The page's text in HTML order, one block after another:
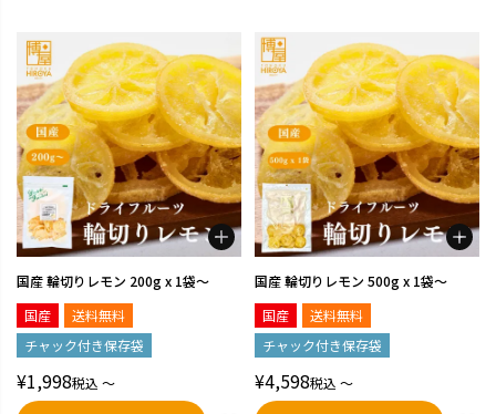
国産 輪切りレモン 200g x 1袋～
国産
送料無料
チャック付き保存袋
¥1,998税込 〜
国産 輪切りレモン 500g x 1袋～
国産
送料無料
チャック付き保存袋
¥4,598税込 〜